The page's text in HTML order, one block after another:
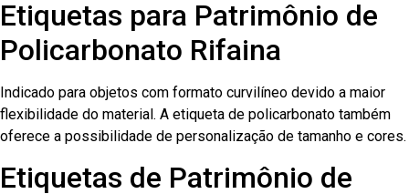
Etiquetas para Patrimônio de
Policarbonato Rifaina
Indicado para objetos com formato curvilíneo devido a maior
flexibilidade do material. A etiqueta de policarbonato também
oferece a possibilidade de personalização de tamanho e cores.
Etiquetas de Patrimônio de